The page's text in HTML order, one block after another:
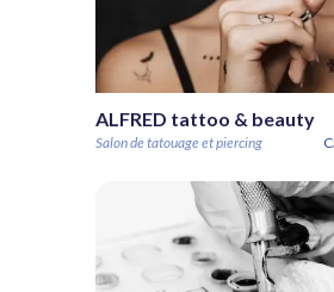
ALFRED tattoo & beauty
Salon de tatouage et piercing